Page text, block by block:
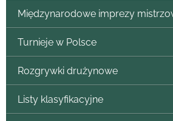
Międzynarodowe imprezy
Turnieje w Polsce
Rozgrywki drużynowe
Listy klasyfikacyjne